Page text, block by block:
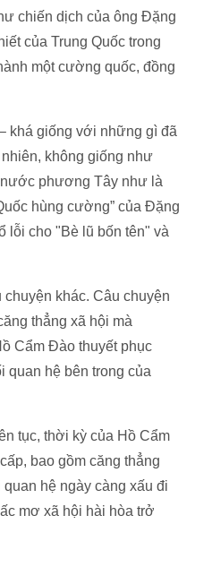
chiến dịch của ông Đặng
của Trung Quốc trong
một cường quốc, đồng
khá giống với những gì đã
không giống như
nước phương Tây như là
hùng cường” của Đặng
lỗi cho "Bè lũ bốn tên" và
chuyện khác. Câu chuyện
thẳng xã hội mà
Cẩm Đào thuyết phục
quan hệ bên trong của
tục, thời kỳ của Hồ Cẩm
bao gồm căng thẳng
hệ ngày càng xấu đi
mơ xã hội hài hòa trở